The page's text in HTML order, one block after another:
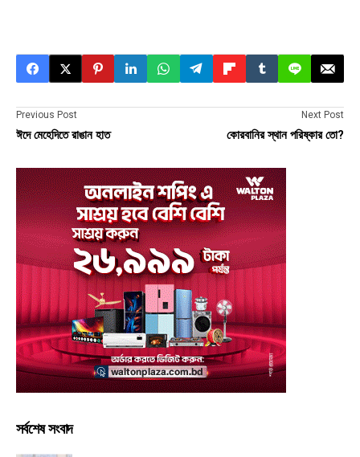
Previous Post
ঈদে মেহেদিতে রাঙান হাত
Next Post
কোরবানির স্থান পরিষ্কার তো?
সর্বশেষ সংবাদ